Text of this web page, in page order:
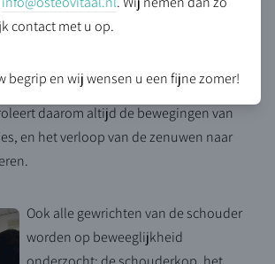
moeten laten bewegen.
de schouderspieren lopen. De
daarom altijd de bewegingen van
en het verloop van de zenuwen naar
Ook alle gewrichten van de schouder
worden op beweeglijkheid
contact met u op.
begrip en wij wensen u een fijne zomer!